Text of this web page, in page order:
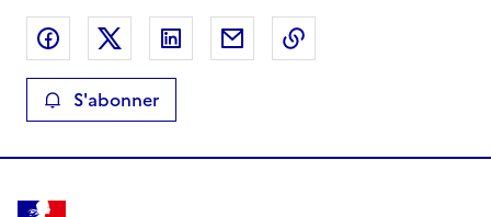
Partager sur Facebook
Partager sur XPartager sur LinkedIn
Partager par email
S'abonner